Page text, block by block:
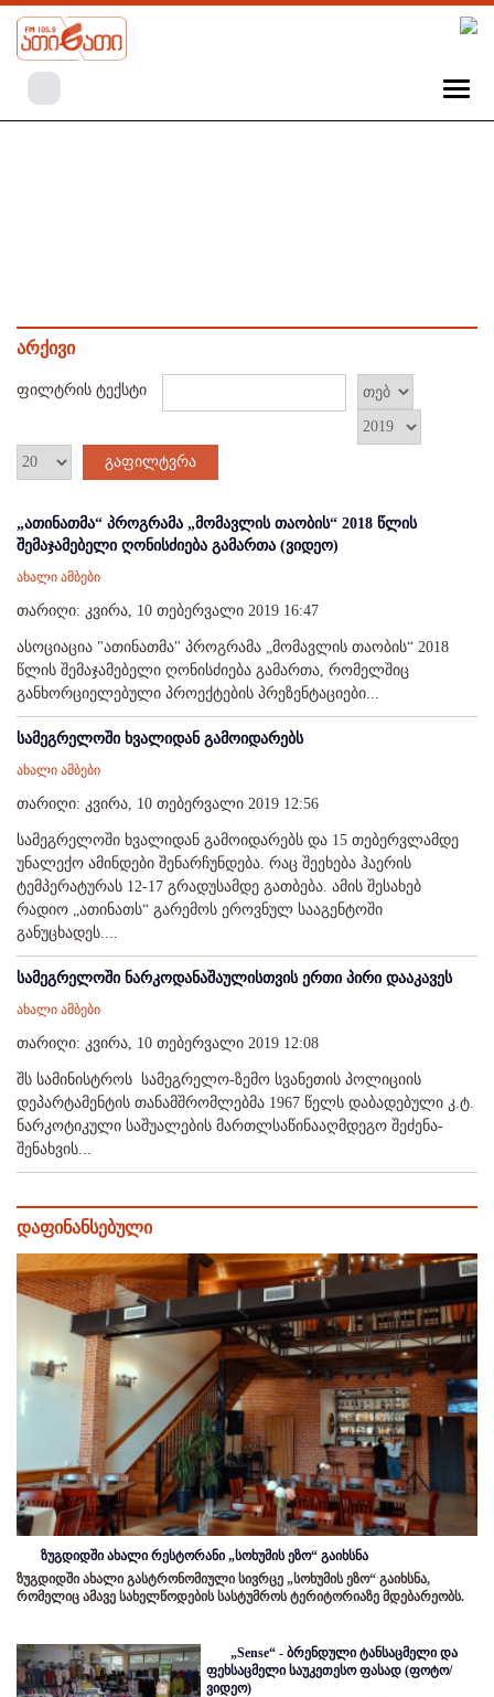
არქივი
ფილტრის ტექსტი
გაფილტვრა
„ათინათმა“ პროგრამა „მომავლის თაობის“ 2018 წლის
შემაჯამებელი ღონისძიება გამართა (ვიდეო)
ახალი ამბები
თარიღი: კვირა, 10 თებერვალი 2019 16:47
ასოციაცია "ათინათმა" პროგრამა „მომავლის თაობის“ 2018
წლის შემაჯამებელი ღონისძიება გამართა, რომელშიც
განხორციელებული პროექტების პრეზენტაციები...
სამეგრელოში ხვალიდან გამოიდარებს
ახალი ამბები
თარიღი: კვირა, 10 თებერვალი 2019 12:56
სამეგრელოში ხვალიდან გამოიდარებს და 15 თებერვლამდე
უნალექო ამინდები შენარჩუნდება. რაც შეეხება ჰაერის
ტემპერატურას 12-17 გრადუსამდე გათბება. ამის შესახებ
რადიო „ათინათს“ გარემოს ეროვნულ სააგენტოში
განუცხადეს....
სამეგრელოში ნარკოდანაშაულისთვის ერთი პირი დააკავეს
ახალი ამბები
თარიღი: კვირა, 10 თებერვალი 2019 12:08
შს სამინისტროს სამეგრელო-ზემო სვანეთის პოლიციის
დეპარტამენტის თანამშრომლებმა 1967 წელს დაბადებული კ.ტ.
ნარკოტიკული საშუალების მართლსაწინააღმდეგო შეძენა-
შენახვის...
დაფინანსებული
ზუგდიდში ახალი რესტორანი „სოხუმის ეზო“ გაიხსნა
ზუგდიდში ახალი გასტრონომიული სივრცე „სოხუმის ეზო“ გაიხსნა,
რომელიც ამავე სახელწოდების სასტუმროს ტერიტორიაზე მდებარეობს.
„Sense“ - ბრენდული ტანსაცმელი და
ფეხსაცმელი საუკეთესო ფასად (ფოტო/
ვიდეო)